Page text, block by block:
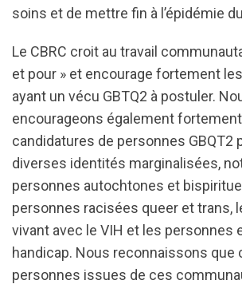
soins et de mettre fin à l’épidémie
Le CBRC croit au travail
et pour » et encourage fortement
ayant un vécu GBTQ2 à postuler.
encourageons également
candidatures de personnes GBQT2
diverses identités marginalisées,
personnes autochtones et
personnes racisées queer et trans,
vivant avec le VIH et les personnes
handicap. Nous reconnaissons que
personnes issues de ces